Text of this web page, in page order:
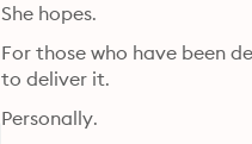
She hopes.
For those who have been
to deliver it.
Personally.